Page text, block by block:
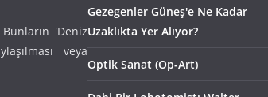
'Deniz
veya
Gezegenler Güneş'e Ne Kadar
Uzaklıkta Yer Alıyor?
Optik Sanat (Op-Art)